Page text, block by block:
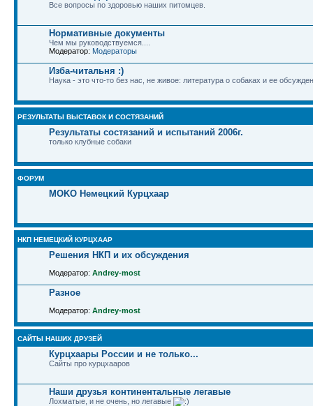
Все вопросы по здоровью наших питомцев.
Нормативные документы
Чем мы руководствуемся....
Модератор: Модераторы
Изба-читальня :)
Наука - это что-то без нас, не живое: литература о собаках и ее
РЕЗУЛЬТАТЫ ВЫСТАВОК И СОСТЯЗАНИЙ
Результаты состязаний и испытаний 2006г.
только клубные собаки
ФОРУМ
MOKO Немецкий Курцхаар
НКП НЕМЕЦКИЙ КУРЦХААР
Решения НКП и их обсуждения
Модератор: Andrey-most
Разное
Модератор: Andrey-most
САЙТЫ НАШИХ ДРУЗЕЙ
Курцхаары России и не только...
Сайты про курцхааров
Наши друзья континентальные легавые
Лохматые, и не очень, но легавые